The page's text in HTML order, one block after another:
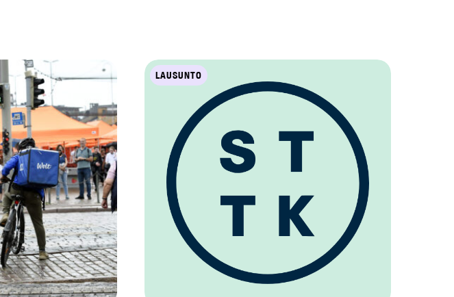
LAUSUNTO